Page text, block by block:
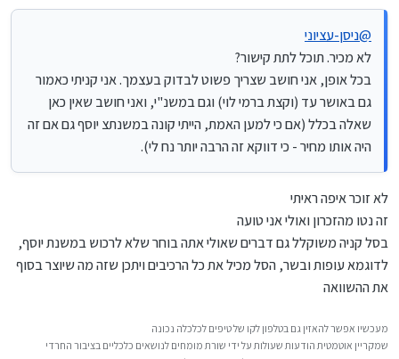
אותו מחיר - כי דווקא זה הרבה יותר נח לי).
@ניסן-עציוני
לא מכיר. תוכל לתת קישור?
בכל אופן, אני חושב שצריך פשוט לבדוק בעצמך. אני קניתי כאמור
גם באושר עד (וקצת ברמי לוי) וגם במשנ"י, ואני חושב שאין כאן
שאלה בכלל (אם כי למען האמת, הייתי קונה במשנתצ יוסף גם אם זה
היה אותו מחיר - כי דווקא זה הרבה יותר נח לי).
לא זוכר איפה ראיתי
זה נטו מהזכרון ואולי אני טועה
בסל קניה משוקלל גם דברים שאולי אתה בוחר שלא לרכוש במשנת יוסף,
לדוגמא עופות ובשר, הסל מכיל את כל הרכיבים ויתכן שזה מה שיוצר בסוף
את ההשוואה
מעכשיו אפשר להאזין גם בטלפון לקו של טיפים לכלכלה נכונה
שמקריין אוטמטית הודעות שעולות על ידי שורת מומחים לנושאים כלכליים בציבור החרדי